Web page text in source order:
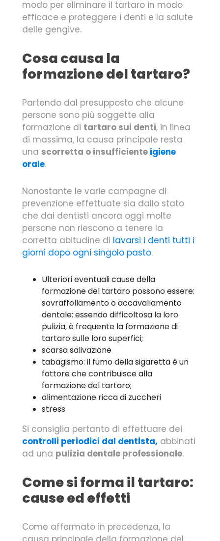
modo per eliminare il tartaro in modo
efficace e proteggere i denti e la salute
delle gengive.
Cosa causa la
formazione del tartaro?
Partendo dal presupposto che alcune
persone sono più soggette alla
formazione di tartaro sui denti, in linea
di massima, la causa principale resta
una scorretta o insufficiente igiene
orale.
Nonostante le varie campagne di
prevenzione effettuate sia dallo stato
che dai dentisti ancora oggi molte
persone non riescono a tenere la
corretta abitudine di lavarsi i denti tutti i
giorni dopo ogni singolo pasto.
Ulteriori eventuali cause della
formazione del tartaro possono essere:
sovraffollamento o accavallamento
dentale: essendo difficoltosa la loro
pulizia, è frequente la formazione di
tartaro sulle loro superfici;
scarsa salivazione
tabagismo: il fumo della sigaretta è un
fattore che contribuisce alla
formazione del tartaro;
alimentazione ricca di zuccheri
stress
Si consiglia pertanto di effettuare dei
controlli periodici dal dentista, abbinati
ad una pulizia dentale professionale.
Come si forma il tartaro:
cause ed effetti
Come affermato in precedenza, la